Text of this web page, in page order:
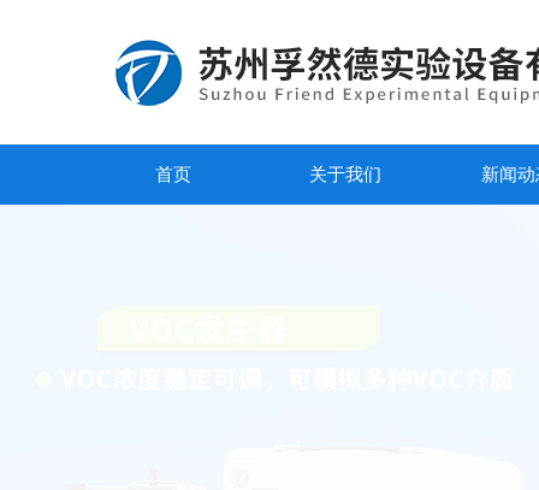
首页 关于我们 新闻动